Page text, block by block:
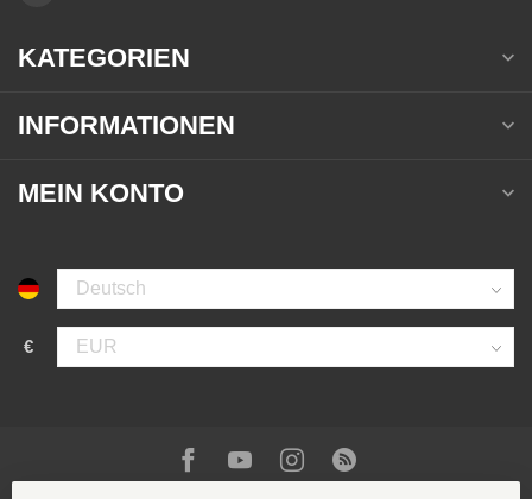
KATEGORIEN
INFORMATIONEN
MEIN KONTO
€